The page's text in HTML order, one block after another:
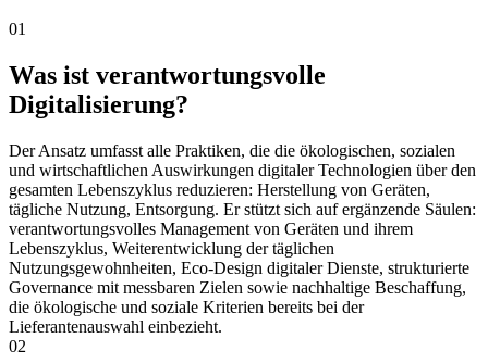
01
Was ist verantwortungsvolle
Digitalisierung?
Der Ansatz umfasst alle Praktiken, die die ökologischen, sozialen
und wirtschaftlichen Auswirkungen digitaler Technologien über den
gesamten Lebenszyklus reduzieren: Herstellung von Geräten,
tägliche Nutzung, Entsorgung. Er stützt sich auf ergänzende Säulen:
verantwortungsvolles Management von Geräten und ihrem
Lebenszyklus, Weiterentwicklung der täglichen
Nutzungsgewohnheiten, Eco-Design digitaler Dienste, strukturierte
Governance mit messbaren Zielen sowie nachhaltige Beschaffung,
die ökologische und soziale Kriterien bereits bei der
Lieferantenauswahl einbezieht.
02